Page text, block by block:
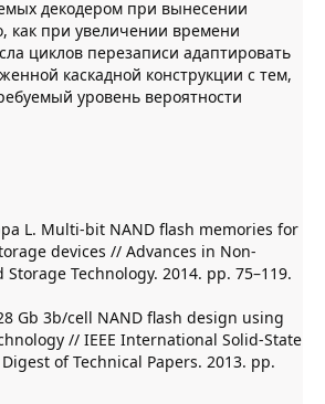
декодером при вынесении
как при увеличении времени
циклов перезаписи адаптировать
каскадной конструкции с тем,
уровень вероятности
L. Multi-bit NAND flash memories for
devices // Advances in Non-
Technology. 2014. pp. 75–119.
Gb 3b/cell NAND flash design using
// IEEE International Solid-State
of Technical Papers. 2013. pp.